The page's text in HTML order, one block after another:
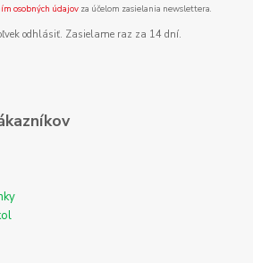
osobných údajov za účelom zasielania newslettera.
odhlásiť. Zasielame raz za 14 dní.